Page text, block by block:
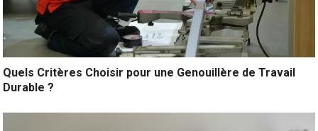
Quels Critères Choisir pour une Genouillère de Travail
Durable ?